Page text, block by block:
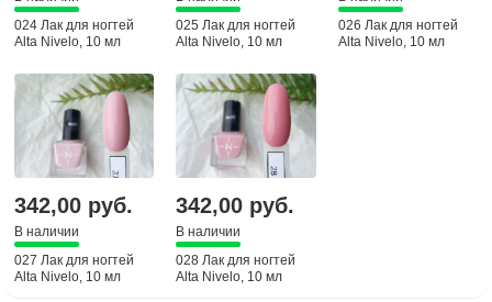
024 Лак для ногтей
Alta Nivelo, 10 мл
025 Лак для ногтей
Alta Nivelo, 10 мл
026 Лак для ногтей
Alta Nivelo, 10 мл
342,00 руб.
В наличии
027 Лак для ногтей
Alta Nivelo, 10 мл
342,00 руб.
В наличии
028 Лак для ногтей
Alta Nivelo, 10 мл